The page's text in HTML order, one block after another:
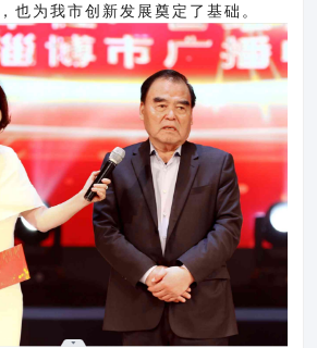
也为我市创新发展奠定了基础。